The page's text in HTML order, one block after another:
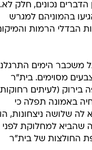
נכונים, חלק לא.
בהמוניהם למגרש
הבדלי הרמות
משכבר הימים
מסוימים. בית"ר
בירוק (לעיתים רחוקות
באמונה תפלה כי
שלושה ניצחונות,
שהביא למחלוקת לפני
החולצות של בית"ר